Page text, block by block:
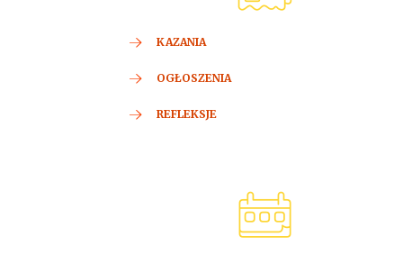
KAZANIA
OGŁOSZENIA
REFLEKSJE